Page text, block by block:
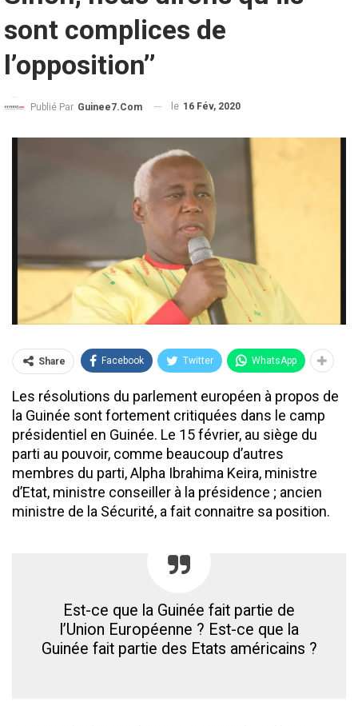
sont complices de
l’opposition’’
Publié Par Guinee7.com le 16 Fév, 2020
Share Facebook Twitter WhatsApp
Les résolutions du parlement européen à propos de
la Guinée sont fortement critiquées dans le camp
présidentiel en Guinée. Le 15 février, au siège du
parti au pouvoir, comme beaucoup d’autres
membres du parti, Alpha Ibrahima Keira, ministre
d’Etat, ministre conseiller à la présidence ; ancien
ministre de la Sécurité, a fait connaitre sa position.
Est-ce que la Guinée fait partie de
l’Union Européenne ? Est-ce que la
Guinée fait partie des Etats américains ?